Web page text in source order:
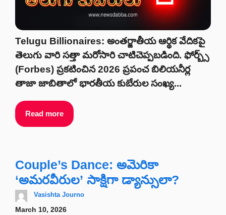
Telugu Billionaires: అంతర్జాతీయ ఆర్థిక వేదికపై
తెలుగు వారి సత్తా మరోసారి చాటిచెప్పబడింది. ఫోర్బ్స్
(Forbes) ప్రకటించిన 2026 ప్రపంచ బిలియనీర్ల
తాజా జాబితాలో భారతీయ కుబేరుల సంఖ్య...
Read more
Couple’s Dance: అమెరికా
‘అమరవీరుల’ సాక్షిగా డ్యాన్సులా?
Vasishta Journo
March 10, 2026